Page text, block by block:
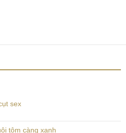
sex
tôm càng xanh